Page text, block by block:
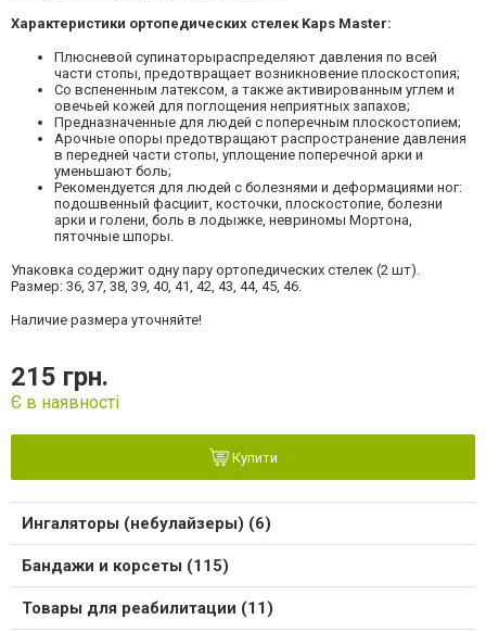
Характеристики ортопедических стелек Kaps Master:
Плюсневой супинаторыраспределяют давления по всей
части стопы, предотвращает возникновение плоскостопия;
Со вспененным латексом, а также активированным углем и
овечьей кожей для поглощения неприятных запахов;
Предназначенные для людей с поперечным плоскостопием;
Арочные опоры предотвращают распространение давления
в передней части стопы, уплощение поперечной арки и
уменьшают боль;
Рекомендуется для людей с болезнями и деформациями ног:
подошвенный фасциит, косточки, плоскостопие, болезни
арки и голени, боль в лодыжке, невриномы Мортона,
пяточные шпоры.
Упаковка содержит одну пару ортопедических стелек (2 шт).
Размер: 36, 37, 38, 39, 40, 41, 42, 43, 44, 45, 46.
Наличие размера уточняйте!
215 грн.
Є в наявності
Купити
Ингаляторы (небулайзеры) (6)
Бандажи и корсеты (115)
Товары для реабилитации (11)